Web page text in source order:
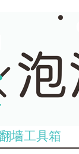
墙工具箱